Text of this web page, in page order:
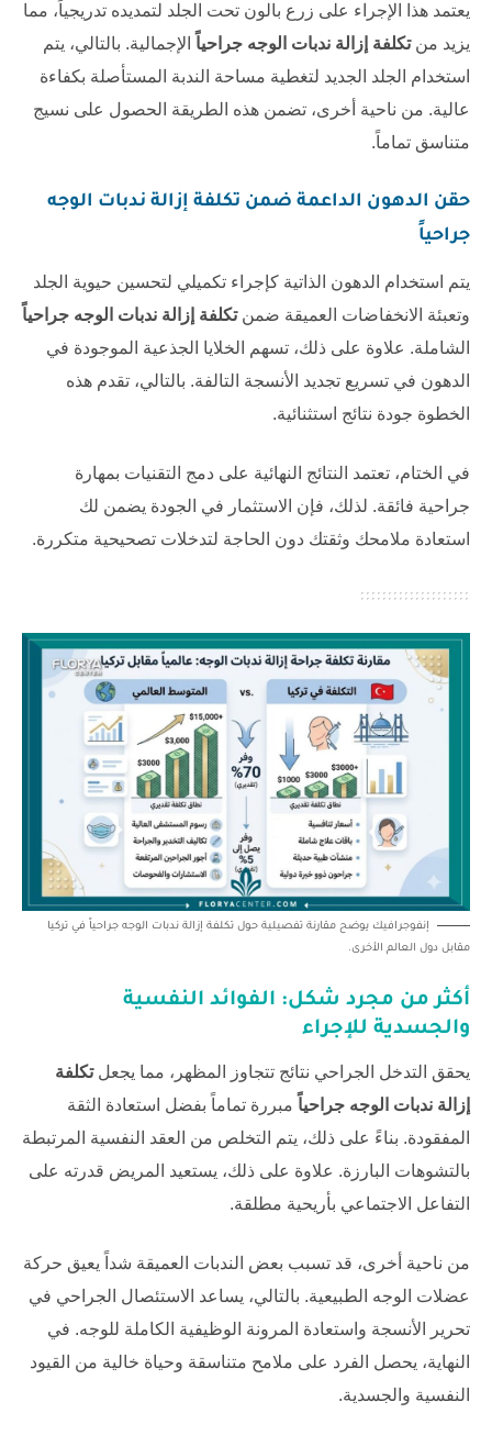
يعتمد هذا الإجراء على زرع بالون تحت الجلد لتمديده تدريجياً، مما
يزيد منتكلفة إزالة ندبات الوجه جراحياً الإجمالية. بالتالي، يتم
استخدام الجلد الجديد لتغطية مساحة الندبة المستأصلة بكفاءة
عالية. من ناحية أخرى، تضمن هذه الطريقة الحصول على نسيج
متناسق تماماً.
حقن الدهون الداعمة ضمن تكلفة إزالة ندبات الوجه
جراحياً
يتم استخدام الدهون الذاتية كإجراء تكميلي لتحسين حيوية الجلد
وتعبئة الانخفاضات العميقة ضمنتكلفة إزالة ندبات الوجه جراحياً
الشاملة. علاوة على ذلك، تسهم الخلايا الجذعية الموجودة في
الدهون في تسريع تجديد الأنسجة التالفة. بالتالي، تقدم هذه
الخطوة جودة نتائج استثنائية.
في الختام، تعتمد النتائج النهائية على دمج التقنيات بمهارة
جراحية فائقة. لذلك، فإن الاستثمار في الجودة يضمن لك
استعادة ملامحك وثقتك دون الحاجة لتدخلات تصحيحية متكررة.
إنفوجرافيك يوضح مقارنة تفصيلية حول تكلفة إزالة ندبات الوجه جراحياً في تركيا
مقابل دول العالم الأخرى.
أكثر من مجرد شكل: الفوائد النفسية
والجسدية للإجراء
يحقق التدخل الجراحي نتائج تتجاوز المظهر، مما يجعلتكلفة
إزالة ندبات الوجه جراحياً مبررة تماماً بفضل استعادة الثقة
المفقودة. بناءً على ذلك، يتم التخلص من العقد النفسية المرتبطة
بالتشوهات البارزة. علاوة على ذلك، يستعيد المريض قدرته على
التفاعل الاجتماعي بأريحية مطلقة.
من ناحية أخرى، قد تسبب بعض الندبات العميقة شداً يعيق حركة
عضلات الوجه الطبيعية. بالتالي، يساعد الاستئصال الجراحي في
تحرير الأنسجة واستعادة المرونة الوظيفية الكاملة للوجه. في
النهاية، يحصل الفرد على ملامح متناسقة وحياة خالية من القيود
النفسية والجسدية.